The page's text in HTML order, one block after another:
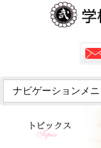
ナビゲーションメ